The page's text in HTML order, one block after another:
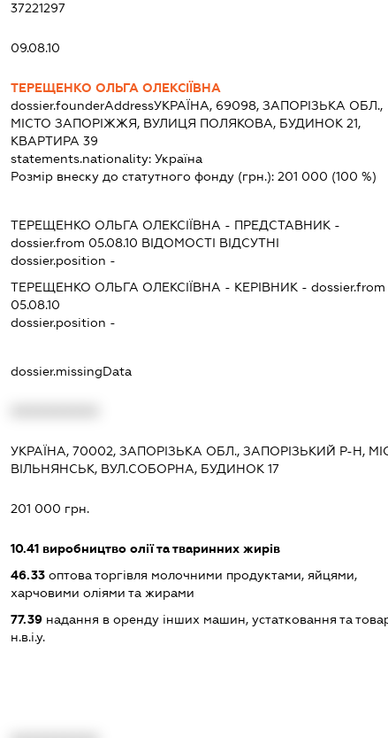
37221297
09.08.10
ТЕРЕЩЕНКО ОЛЬГА ОЛЕКСІЇВНА
dossier.founderAddressУКРАЇНА, 69098, ЗАПОРІЗЬКА ОБЛ.,
МІСТО ЗАПОРІЖЖЯ, ВУЛИЦЯ ПОЛЯКОВА, БУДИНОК 21,
КВАРТИРА 39
statements.nationality: Україна
Розмір внеску до статутного фонду (грн.): 201 000 (100 %)
ТЕРЕЩЕНКО ОЛЬГА ОЛЕКСІЇВНА - ПРЕДСТАВНИК -
dossier.from 05.08.10 ВІДОМОСТІ ВІДСУТНІ
dossier.position -
ТЕРЕЩЕНКО ОЛЬГА ОЛЕКСІЇВНА - КЕРІВНИК - dossier.from
05.08.10
dossier.position -
dossier.missingData
УКРАЇНА, 70002, ЗАПОРІЗЬКА ОБЛ., ЗАПОРІЗЬКИЙ Р-Н,
ВІЛЬНЯНСЬК, ВУЛ.СОБОРНА, БУДИНОК 17
201 000 грн.
10.41 виробництво олії та тваринних жирів
46.33 оптова торгівля молочними продуктами, яйцями,
харчовими оліями та жирами
77.39 надання в оренду інших машин, устатковання та
н.в.і.у.